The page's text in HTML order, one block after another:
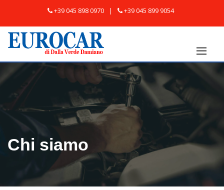
+39 045 898 0970 | +39 045 899 9054
Chi siamo